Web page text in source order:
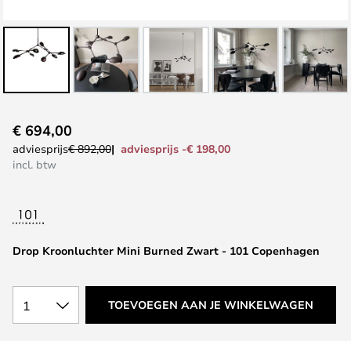
naar
het
gallerij
Drop Kroonluchter Mini Burned Zwart - 101 Copenhagen
€ 694,00
adviesprijs€ 892,00
adviesprijs -€ 198,00
incl. btw
1 TOEVOEGEN AAN JE WINKELWAGEN